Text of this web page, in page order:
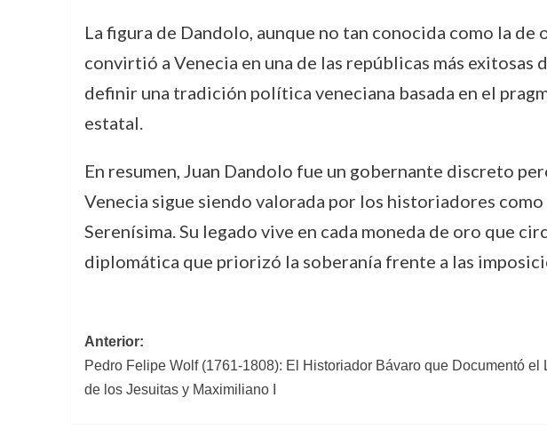
La figura de Dandolo, aunque no tan conocida como la
convirtió a Venecia en una de las repúblicas más
definir una tradición política veneciana basada en el
estatal.
En resumen, Juan Dandolo fue un gobernante discreto
Venecia sigue siendo valorada por los historiadores
Serenísima. Su legado vive en cada moneda de oro que
diplomática que priorizó la soberanía frente a las
Navegación
de
Anterior:
Pedro Felipe Wolf (1761-1808): El Historiador Bávaro que Documentó el
de los Jesuitas y Maximiliano I